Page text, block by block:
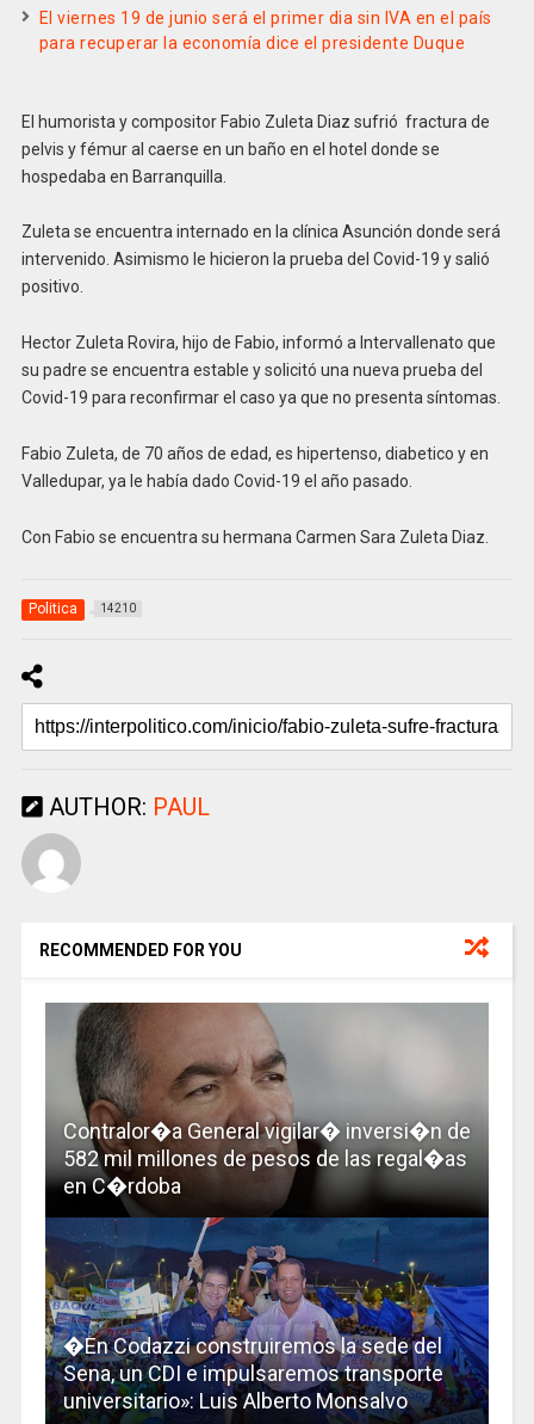
El viernes 19 de junio será el primer dia sin IVA en el país
para recuperar la economía dice el presidente Duque
El humorista y compositor Fabio Zuleta Diaz sufrió fractura de
pelvis y fémur al caerse en un baño en el hotel donde se
hospedaba en Barranquilla.
Zuleta se encuentra internado en la clínica Asunción donde será
intervenido. Asimismo le hicieron la prueba del Covid-19 y salió
positivo.
Hector Zuleta Rovira, hijo de Fabio, informó a Intervallenato que
su padre se encuentra estable y solicitó una nueva prueba del
Covid-19 para reconfirmar el caso ya que no presenta síntomas.
Fabio Zuleta, de 70 años de edad, es hipertenso, diabetico y en
Valledupar, ya le había dado Covid-19 el año pasado.
Con Fabio se encuentra su hermana Carmen Sara Zuleta Diaz.
Politica 14210
AUTHOR: PAUL
RECOMMENDED FOR YOU
Contralor�a General vigilar� inversi�n de
582 mil millones de pesos de las regal�as
en C�rdoba
�En Codazzi construiremos la sede del
Sena, un CDI e impulsaremos transporte
universitario»: Luis Alberto Monsalvo